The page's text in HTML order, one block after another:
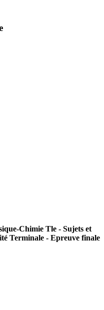
Chimie Tle - Sujets et
Terminale - Epreuve finale